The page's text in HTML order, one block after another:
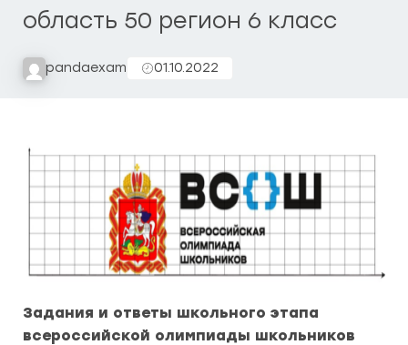
область 50 регион 6 класс
pandaexam 01.10.2022
Задания и ответы школьного этапа
всероссийской олимпиады школьников